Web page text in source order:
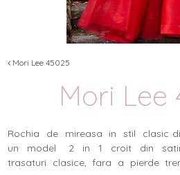
Mori Lee 45025
Mori Lee
Rochia de mireasa in stil clasic
un model 2 in 1 croit din
trasaturi clasice, fara a pierde